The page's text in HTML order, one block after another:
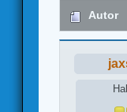
Autor